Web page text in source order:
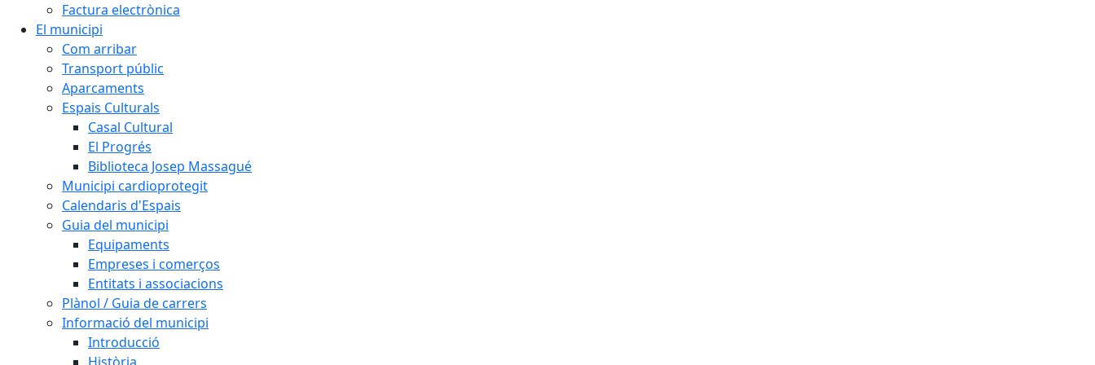
Factura electrònica
El municipi
Com arribar
Transport públic
Aparcaments
Espais Culturals
Casal Cultural
El Progrés
Biblioteca Josep Massagué
Municipi cardioprotegit
Calendaris d'Espais
Guia del municipi
Equipaments
Empreses i comerços
Entitats i associacions
Plànol / Guia de carrers
Informació del municipi
Introducció